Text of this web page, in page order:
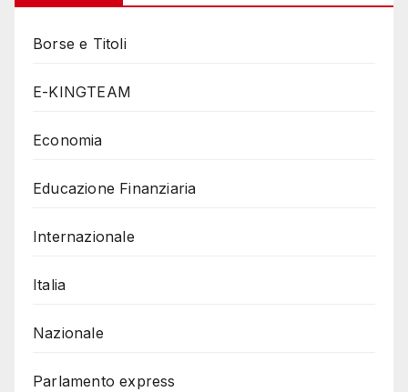
Borse e Titoli
E-KINGTEAM
Economia
Educazione Finanziaria
Internazionale
Italia
Nazionale
Parlamento express